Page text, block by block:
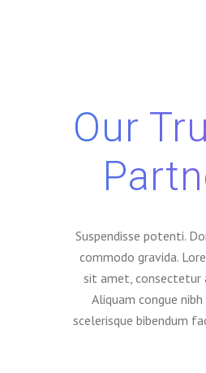
Our
Suspendisse potenti.
commodo gravida.
sit amet, consectetur
Aliquam congue
scelerisque bibendum